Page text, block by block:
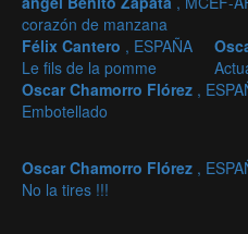
corazón de manzana
Félix Cantero , ESPAÑA
Le fils de la pomme
Oscar Chamorro Flórez ,
Embotellado
Oscar Chamorro Flórez ,
No la tires !!!